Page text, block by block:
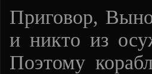
Приговор,
и никто из
Поэтому